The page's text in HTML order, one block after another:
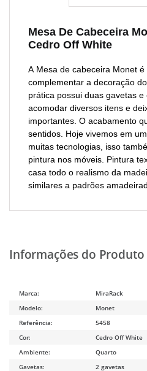
Mesa De Cabeceira
Cedro Off White
A Mesa de cabeceira Monet é
complementar a decoração
prática possui duas gavetas e
acomodar diversos itens e
importantes. O acabamento
sentidos. Hoje vivemos em
muitas tecnologias, isso
pintura nos móveis. Pintura
casa todo o realismo da
similares a padrões
Marca:
MiraRack
Modelo:
Monet
Referência:
5458
Cor:
Cedro Off White
Ambiente:
Quarto
Gavetas:
2 gavetas